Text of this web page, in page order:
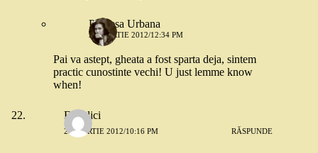
Printesa Urbana
24 MARTIE 2012/12:34 PM
Pai va astept, gheata a fost sparta deja, sintem
practic cunostinte vechi! U just lemme know
when!
Fimolici
23 MARTIE 2012/10:16 PM RĂSPUNDE